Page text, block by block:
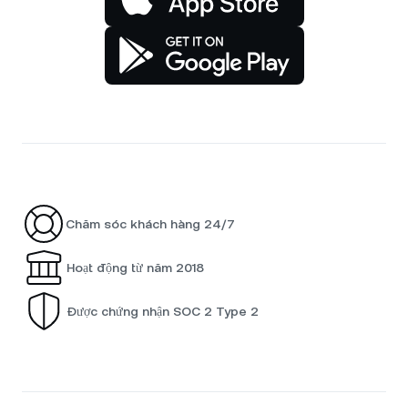
Chăm sóc khách hàng 24/7
Hoạt động từ năm 2018
Được chứng nhận SOC 2 Type 2